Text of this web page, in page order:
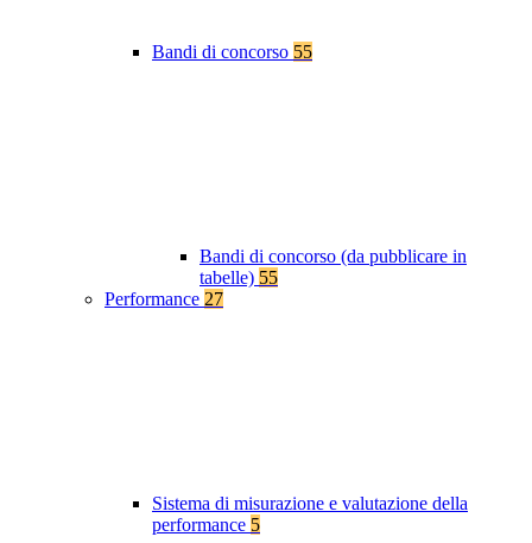
Bandi di concorso 55
Bandi di concorso (da pubblicare in
tabelle) 55
Performance 27
Sistema di misurazione e valutazione della
performance 5